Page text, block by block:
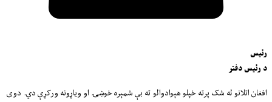
رئیس
د رئیس دفتر
افغان اتلانو له شک پرته خپلو هېوادوالو ته بې شمېره خوښۍ او ویاړونه ورکړې دي. دوی